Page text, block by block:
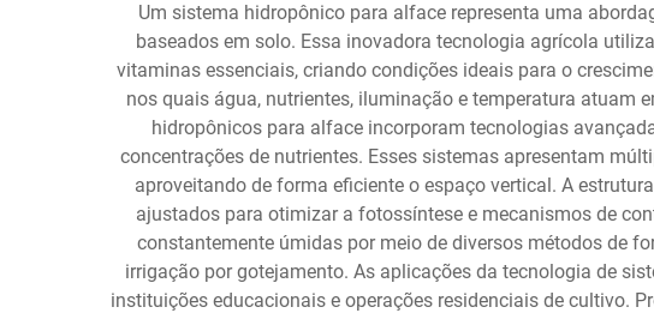
Um sistema hidropônico para alface representa uma
baseados em solo. Essa inovadora tecnologia agrícola
vitaminas essenciais, criando condições ideais para o
nos quais água, nutrientes, iluminação e temperatura atuam
hidropônicos para alface incorporam tecnologias
concentrações de nutrientes. Esses sistemas apresentam
aproveitando de forma eficiente o espaço vertical. A
ajustados para otimizar a fotossíntese e mecanismos de
constantemente úmidas por meio de diversos métodos de
irrigação por gotejamento. As aplicações da tecnologia de
instituições educacionais e operações residenciais de cultivo.